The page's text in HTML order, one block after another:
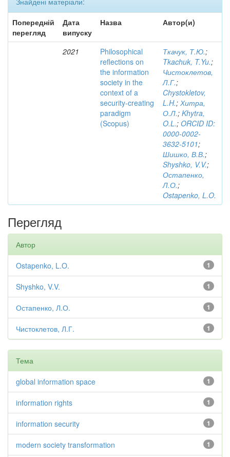
Попередній
перегляд
Дата
випуску
Назва Автор(и)
2021
Philosophical
reflections on
the information
society in the
context of a
security-creating
paradigm
(Scopus)
Ткачук, Т.Ю.;
Tkachuk, T.Yu.;
Чистоклетов,
Л.Г.;
Chystokletov,
L.H.; Хитра,
О.Л.; Khytra,
O.L.; ORCID ID:
0000-0002-
3632-5101;
Шишко, В.В.;
Shyshko, V.V.;
Остапенко,
Л.О.;
Ostapenko, L.O.
Перегляд
Автор
1
Ostapenko, L.O.
1
Shyshko, V.V.
1
Остапенко, Л.О.
1
Чистоклетов, Л.Г.
Тема
1
global information space
1
information rights
1
information security
1
modern society transformation